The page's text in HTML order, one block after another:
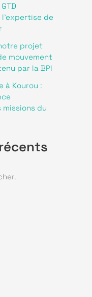
de
projet
mouvement
par la BPI
à Kourou :
du